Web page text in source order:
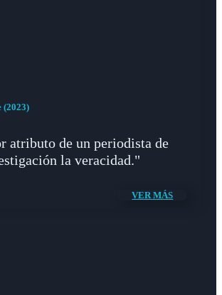
(2023)
atributo de un periodista de
la veracidad."
VER MÁS